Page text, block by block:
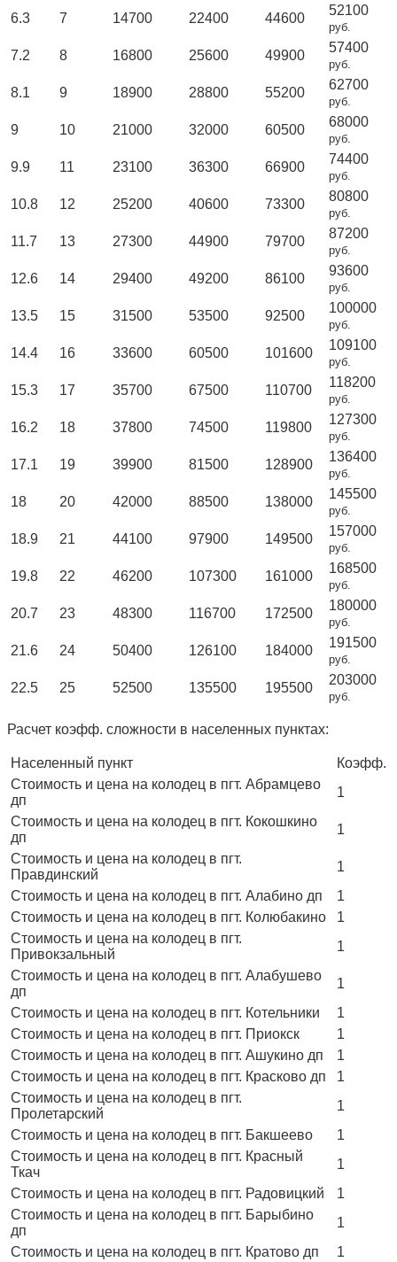
6.3 7 14700 22400 44600
52100
руб.
7.2 8 16800 25600 49900
57400
руб.
8.1 9 18900 28800 55200
62700
руб.
9 10 21000 32000 60500
68000
руб.
9.9 11 23100 36300 66900
74400
руб.
10.8 12 25200 40600 73300
80800
руб.
11.7 13 27300 44900 79700
87200
руб.
12.6 14 29400 49200 86100
93600
руб.
13.5 15 31500 53500 92500
100000
руб.
14.4 16 33600 60500 101600
109100
руб.
15.3 17 35700 67500 110700
118200
руб.
16.2 18 37800 74500 119800
127300
руб.
17.1 19 39900 81500 128900
136400
руб.
18 20 42000 88500 138000
145500
руб.
18.9 21 44100 97900 149500
157000
руб.
19.8 22 46200 107300 161000
168500
руб.
20.7 23 48300 116700 172500
180000
руб.
21.6 24 50400 126100 184000
191500
руб.
22.5 25 52500 135500 195500
203000
руб.
Расчет коэфф. сложности в населенных пунктах:
Населенный пункт
Коэфф.
Стоимость и цена на колодец в пгт. Абрамцево
дп
1
Стоимость и цена на колодец в пгт. Кокошкино
дп
1
Стоимость и цена на колодец в пгт.
Правдинский
1
Стоимость и цена на колодец в пгт. Алабино дп
1
Стоимость и цена на колодец в пгт. Колюбакино
1
Стоимость и цена на колодец в пгт.
Привокзальный
1
Стоимость и цена на колодец в пгт. Алабушево
дп
1
Стоимость и цена на колодец в пгт. Котельники
1
Стоимость и цена на колодец в пгт. Приокск
1
Стоимость и цена на колодец в пгт. Ашукино дп
1
Стоимость и цена на колодец в пгт. Красково дп
1
Стоимость и цена на колодец в пгт.
Пролетарский
1
Стоимость и цена на колодец в пгт. Бакшеево
1
Стоимость и цена на колодец в пгт. Красный
Ткач
1
Стоимость и цена на колодец в пгт. Радовицкий
1
Стоимость и цена на колодец в пгт. Барыбино
дп
1
Стоимость и цена на колодец в пгт. Кратово дп
1